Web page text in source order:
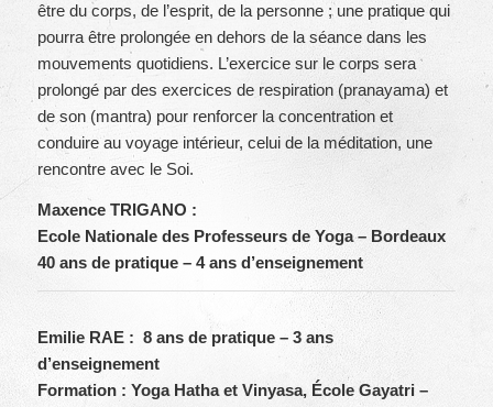
être du corps, de l’esprit, de la personne ; une pratique qui
pourra être prolongée en dehors de la séance dans les
mouvements quotidiens. L’exercice sur le corps sera
prolongé par des exercices de respiration (pranayama) et
de son (mantra) pour renforcer la concentration et
conduire au voyage intérieur, celui de la méditation, une
rencontre avec le Soi.
Maxence TRIGANO :
Ecole Nationale des Professeurs de Yoga – Bordeaux
40 ans de pratique – 4 ans d’enseignement
Emilie RAE : 8 ans de pratique – 3 ans
d’enseignement
Formation : Yoga Hatha et Vinyasa, École Gayatri –